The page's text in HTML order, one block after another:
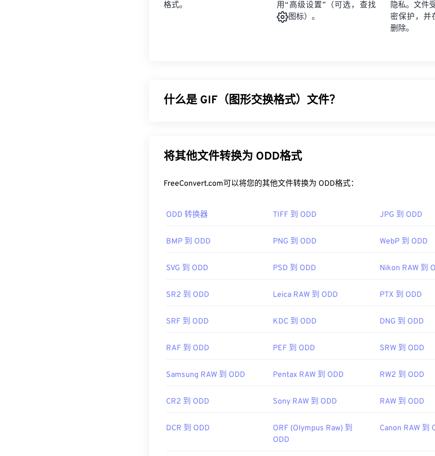
格式。
用“高级设置”（可选，查找
图标）。
隐私。文件
密保护，并
删除。
什么是 GIF（图形交换格式）文件？
画形式的广告、社交媒体上的情感回复以及经常在互联网上疯传的表情包。
GIF 几乎可以在所有图像查看器应用程序、网页浏览器和操作系统上轻松打开。
、Adobe Photoshop Elements 、Roxio Creator
等软件打开 GIF。在
首次发布：1987年6月15日
将其他文件转换为 ODD格式
FreeConvert.com可以将您的其他文件转换为 ODD格式：
ODD 转换器 TIFF 到 ODD JPG 到 ODD
BMP 到 ODD PNG 到 ODD WebP 到 ODD
SVG 到 ODD PSD 到 ODD Nikon RAW 到
SR2 到 ODD Leica RAW 到 ODD PTX 到 ODD
SRF 到 ODD KDC 到 ODD DNG 到 ODD
RAF 到 ODD PEF 到 ODD SRW 到 ODD
Samsung RAW 到 ODD Pentax RAW 到 ODD RW2 到 ODD
CR2 到 ODD Sony RAW 到 ODD RAW 到 ODD
DCR 到 ODD
ORF (Olympus Raw) 到
ODD
Canon RAW 到